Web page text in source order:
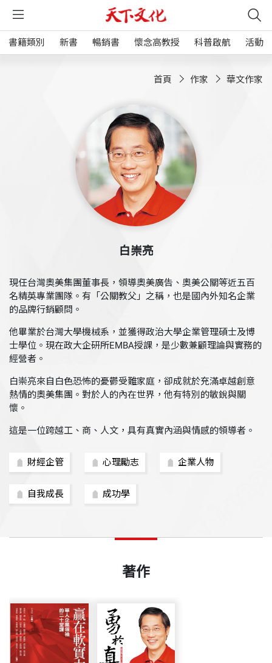
書籍類別 新書 暢銷書 懷念高教授 科普啟航 活動
首頁 作家 華文作家
白崇亮
現任台灣奧美集團董事長，領導奧美廣告、奧美公關等近五百
名精英專業團隊。有「公關教父」之稱，也是國內外知名企業
的品牌行銷顧問。
他畢業於台灣大學機械系，並獲得政治大學企業管理碩士及博
士學位。現在政大企研所EMBA授課，是少數兼顧理論與實務的
經營者。
白崇亮來自白色恐怖的憂鬱受難家庭，卻成就於充滿卓越創意
熱情的奧美集團。對於人的內在世界，他有特別的敏銳與關
懷。
這是一位跨越工、商、人文，具有真實內涵與情感的領導者。
財經企管 心理勵志 企業人物
自我成長 成功學
著作